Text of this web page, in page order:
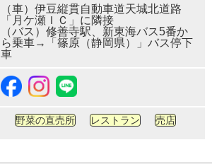
（車）伊豆縦貫自動車道天城北道路
「月ケ瀬ＩＣ」に隣接
（バス）修善寺駅、新東海バス5番か
ら乗車→「篠原（静岡県）」バス停下
車
野菜の直売所 レストラン 売店